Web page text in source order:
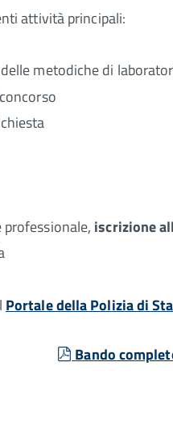
attività principali:
metodiche di
iscrizione
Portale della Polizia di
pdf
Bando